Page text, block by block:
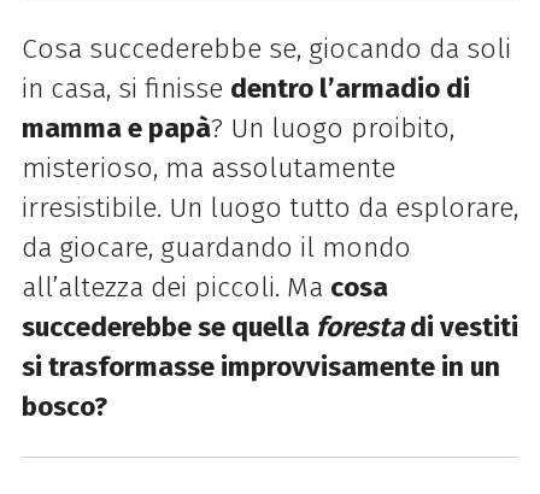
Cosa succederebbe se, giocando da soli
in casa, si finisse dentro l’armadio di
mamma e papà? Un luogo proibito,
misterioso, ma assolutamente
irresistibile. Un luogo tutto da esplorare,
da giocare, guardando il mondo
all’altezza dei piccoli. Ma cosa
succederebbe se quella forestadi vestiti
si trasformasse improvvisamente in un
bosco?